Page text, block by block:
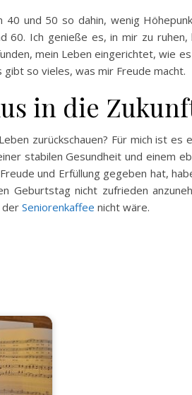
40 und 50 so dahin, wenig
60. Ich genieße es, in mir zu
mein Leben eingerichtet, wie
gibt so vieles, was mir Freude macht.
in die
zurückschauen? Für mich ist es
stabilen Gesundheit und einem
und Erfüllung gegeben hat,
Geburtstag nicht zufrieden
der Seniorenkaffee nicht wäre.